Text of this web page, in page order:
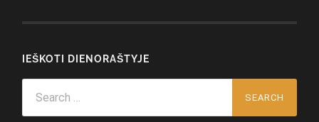
IEŠKOTI DIENORAŠTYJE
for: